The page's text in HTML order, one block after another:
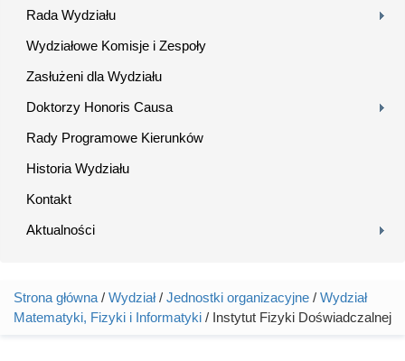
Rada Wydziału
Wydziałowe Komisje i Zespoły
Zasłużeni dla Wydziału
Doktorzy Honoris Causa
Rady Programowe Kierunków
Historia Wydziału
Kontakt
Aktualności
Jesteś tutaj
Strona główna / Wydział/ Jednostki organizacyjne / Wydział
Matematyki, Fizyki i Informatyki / Instytut Fizyki Doświadczalnej